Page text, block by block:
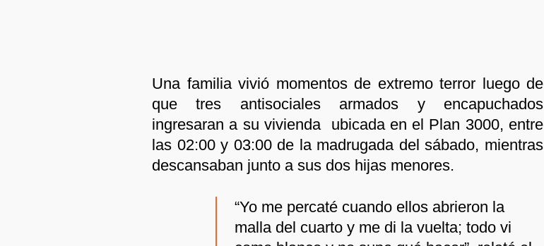
Una familia vivió momentos de extremo terror luego de
que tres antisociales armados y encapuchados
ingresaran a su vivienda ubicada en el Plan 3000, entre
las 02:00 y 03:00 de la madrugada del sábado, mientras
descansaban junto a sus dos hijas menores.
“Yo me percaté cuando ellos abrieron la
malla del cuarto y me di la vuelta; todo vi